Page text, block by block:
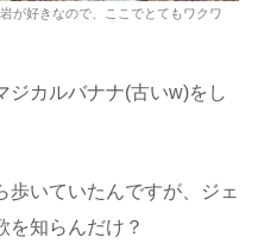
が好きなので、ここでとてもワクワ
ジカルバナナ(古いw)をし
歩いていたんですが、ジェ
を知らんだけ？